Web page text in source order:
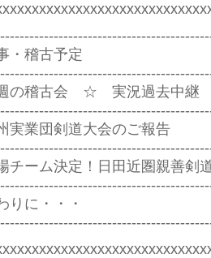
稽古予定
の稽古会 ☆ 実況過去中
業団剣道大会のご報告
ーム決定！日田近圏親善剣
に・・・